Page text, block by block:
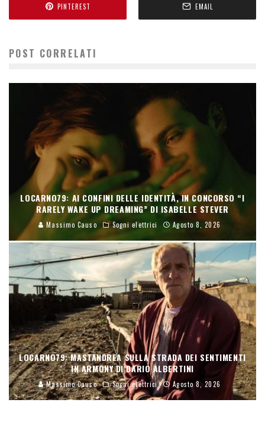
PINTEREST EMAIL
POST CORRELATI
LOCARNO79: AI CONFINI DELLE IDENTITÀ, IN CONCORSO “I
RARELY WAKE UP DREAMING” DI ISABELLE STEVER
Massimo Causo Sogni elettrici Agosto 8, 2026
LOCARNO79: MASTANDREA SULLA STRADA DEI SENTIMENTI
IN ARMONY DI DARIO ALBERTINI
Massimo Causo Sogni elettrici Agosto 8, 2026